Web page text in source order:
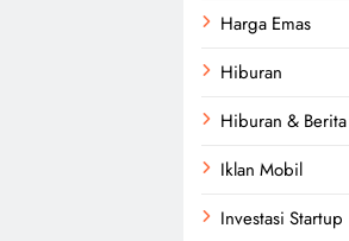
Harga Emas
Hiburan
Hiburan & Berita
Iklan Mobil
Investasi Startup